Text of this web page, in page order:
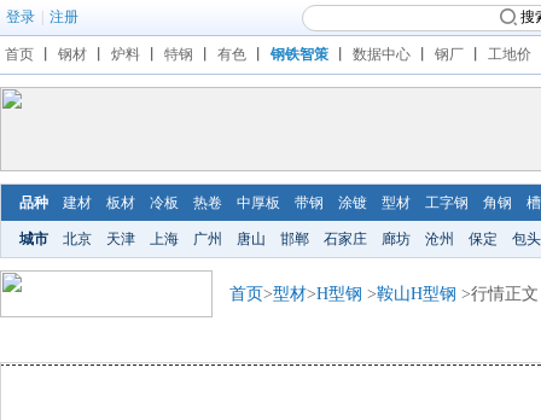
登录 注册 搜
首页 钢材 炉料 特钢 有色 钢铁智策 数据中心 钢厂 工地价
品种 建材 板材 冷板 热卷 中厚板 带钢 涂镀 型材 工字钢 角钢
城市 北京 天津 上海 广州 唐山 邯郸 石家庄 廊坊 沧州 保定 包头
首页>型材>H型钢 >鞍山H型钢 >行情正文